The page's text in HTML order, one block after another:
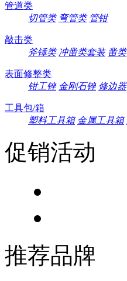
管道类
切管类 弯管类 管钳
敲击类
斧锤类 冲凿类套装 凿类
表面修整类
钳工锉 金刚石锉 修边器
工具包/箱
塑料工具箱 金属工具箱
促销活动
推荐品牌